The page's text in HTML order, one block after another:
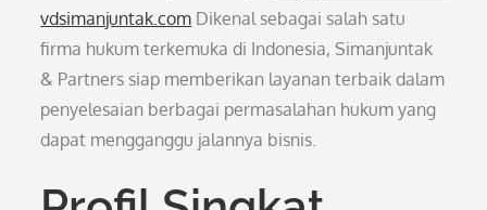
vdsimanjuntak.com Dikenal sebagai salah satu
firma hukum terkemuka di Indonesia, Simanjuntak
& Partners siap memberikan layanan terbaik dalam
penyelesaian berbagai permasalahan hukum yang
dapat mengganggu jalannya bisnis.